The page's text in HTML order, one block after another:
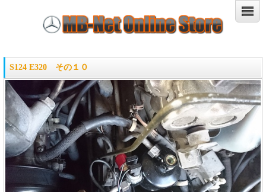
S124 E320 その１０